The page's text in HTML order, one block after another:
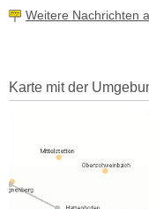
Weitere Nachrichten
Karte mit der